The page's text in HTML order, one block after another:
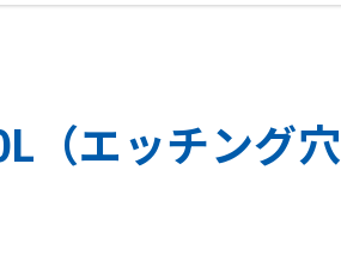
エッチング穴